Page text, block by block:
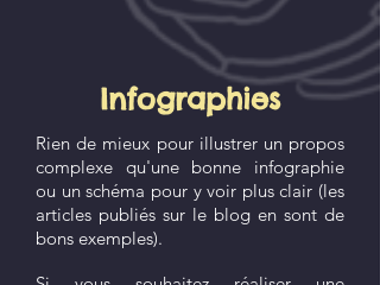
Infographies
Rien de mieux pour illustrer un propos
complexe qu'une bonne infographie
ou un schéma pour y voir plus clair (les
articles publiés sur le blog en sont de
bons exemples).